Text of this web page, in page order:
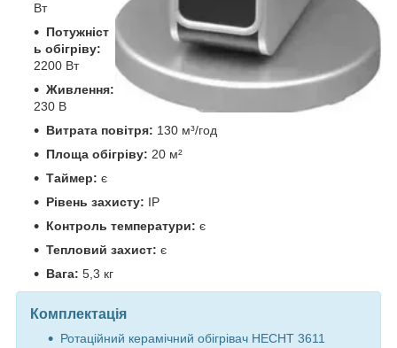
Вт
Потужніст
ь обігріву:
2200 Вт
Живлення:
230 В
Витрата повітря: 130 м³/год
Площа обігріву: 20 м²
Таймер: є
Рівень захисту: IP
Контроль температури: є
Тепловий захист: є
Вага: 5,3 кг
Комплектація
Ротаційний керамічний обігрівач HECHT 3611